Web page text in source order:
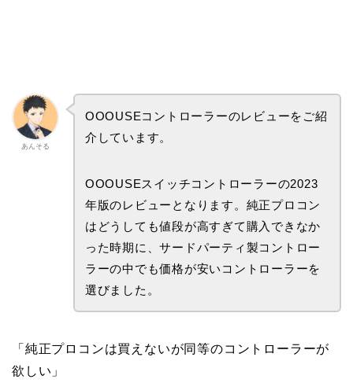
あんそる
OOOUSEコントローラーのレビューをご紹
介しています。
OOOUSEスイッチコントローラーの2023
年版のレビューとなります。純正プロコン
はどうしても値段が高すぎて購入できなか
った時期に、サードパーティ製コントロー
ラーの中でも価格が安いコントローラーを
選びました。
「純正プロコンは買えないが同等のコントローラーが
欲しい」